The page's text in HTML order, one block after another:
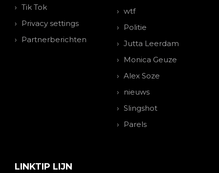
Tik Tok
Privacy settings
Partnerberichten
wtf
Politie
Jutta Leerdam
Monica Geuze
Alex Soze
nieuws
Slingshot
Parels
LINKTIP LIJN